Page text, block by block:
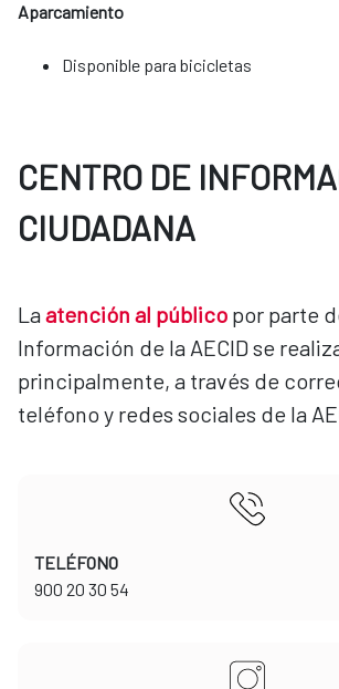
Aparcamiento
​​​​​​​Disponible para bicicletas
CENTRO DE
CIUDADANA
Laatención al público por parte
Información de la AECID se
principalmente, a través de
teléfono y redes sociales de la
TELÉFONO
​​​​​​​900 20 30 54